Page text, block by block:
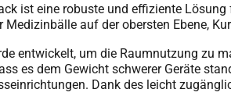
ist eine robuste und effiziente
auf der obersten Ebene,
entwickelt, um die Raumnutzung zu
es dem Gewicht schwerer Geräte
Dank des leicht